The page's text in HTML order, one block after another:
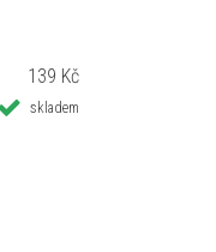
139 Kč
skladem